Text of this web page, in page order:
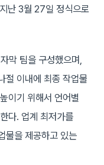
난 3월 27일 정식으로
막 팀을 구성했으며,
절 이내에 최종 작업물
이기 위해서 언어별
다. 업계 최저가를
물을 제공하고 있는